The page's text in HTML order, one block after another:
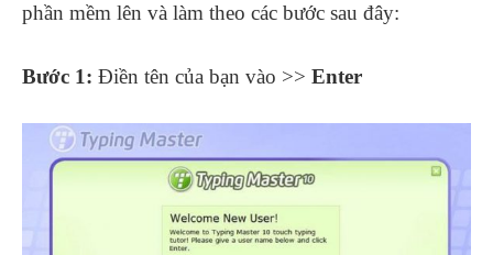
phần mềm lên và làm theo các bước sau đây:
Bước 1: Điền tên của bạn vào >> Enter